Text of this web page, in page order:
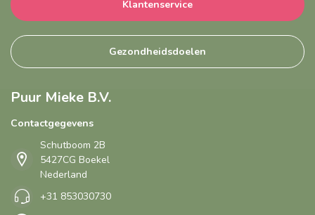
Klantenservice
Gezondheidsdoelen
Puur Mieke B.V.
Contactgegevens
Schutboom 2B
5427CG Boekel
Nederland
+31 853030730